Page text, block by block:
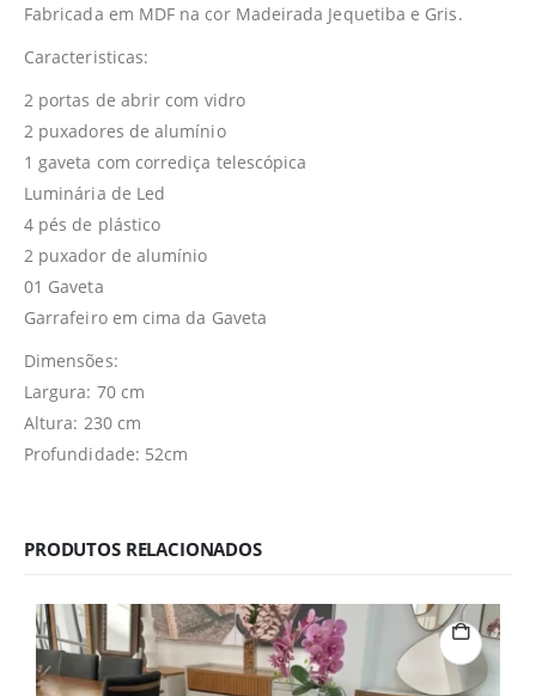
Fabricada em MDF na cor Madeirada Jequetiba e Gris.
Caracteristicas:
2 portas de abrir com vidro
2 puxadores de alumínio
1 gaveta com corrediça telescópica
Luminária de Led
4 pés de plástico
2 puxador de alumínio
01 Gaveta
Garrafeiro em cima da Gaveta
Dimensões:
Largura: 70 cm
Altura: 230 cm
Profundidade: 52cm
PRODUTOS RELACIONADOS